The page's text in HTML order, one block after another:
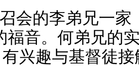
会的李弟兄一家
福音。何弟兄的
兴趣与基督徒